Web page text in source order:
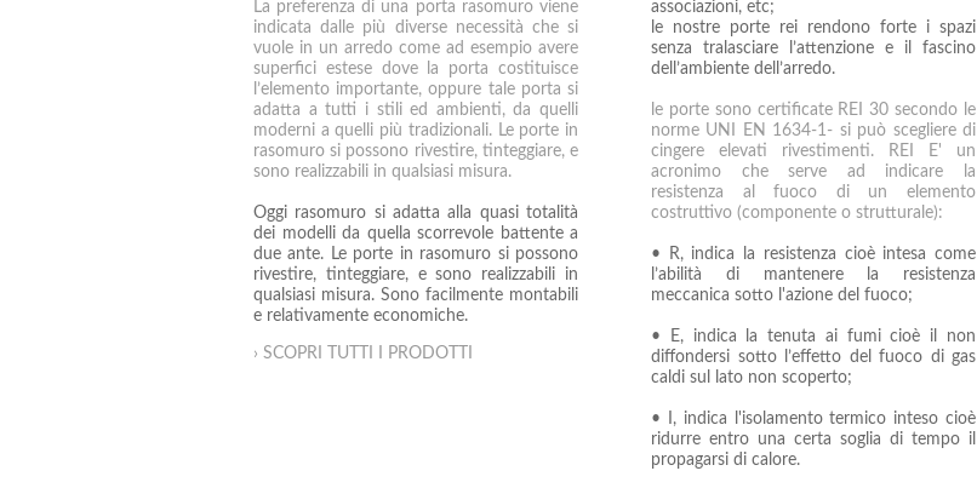
La preferenza di una porta rasomuro viene
indicata dalle più diverse necessità che si
vuole in un arredo come ad esempio avere
superfici estese dove la porta costituisce
l’elemento importante, oppure tale porta si
adatta a tutti i stili ed ambienti, da quelli
moderni a quelli più tradizionali. Le porte in
rasomuro si possono rivestire, tinteggiare, e
sono realizzabili in qualsiasi misura.
Oggi rasomuro si adatta alla quasi totalità
dei modelli da quella scorrevole battente a
due ante. Le porte in rasomuro si possono
rivestire, tinteggiare, e sono realizzabili in
qualsiasi misura. Sono facilmente montabili
e relativamente economiche.
› SCOPRI TUTTI I PRODOTTI
associazioni, etc;
le nostre porte rei rendono forte i spazi
senza tralasciare l’attenzione e il fascino
dell’ambiente dell’arredo.
le porte sono certificate REI 30 secondo le
norme UNI EN 1634-1- si può scegliere di
cingere elevati rivestimenti. REI E' un
acronimo che serve ad indicare la
resistenza al fuoco di un elemento
costruttivo (componente o strutturale):
• R, indica la resistenza cioè intesa come
l’abilità di mantenere la resistenza
meccanica sotto l'azione del fuoco;
• E, indica la tenuta ai fumi cioè il non
diffondersi sotto l’effetto del fuoco di gas
caldi sul lato non scoperto;
• I, indica l'isolamento termico inteso cioè
ridurre entro una certa soglia di tempo il
propagarsi di calore.